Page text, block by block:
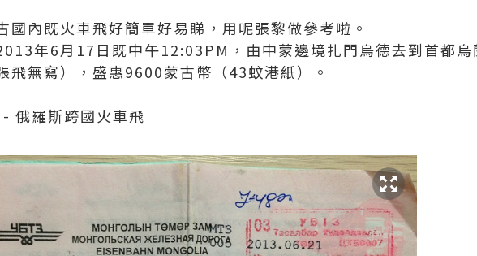
國內既火車飛好簡單好易睇，用呢張黎做參考啦。
年6月17日既中午12:03PM，由中蒙邊境扎門烏德去到首都
飛無寫），盛惠9600蒙古幣（43蚊港紙）。
俄羅斯跨國火車飛